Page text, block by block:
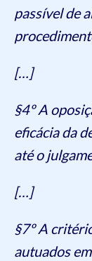
passível de
[…]
§4º A
eficácia da
até o
[…]
§7º A
autuados